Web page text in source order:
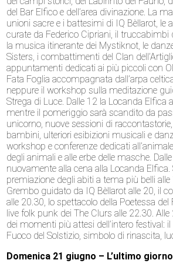
del Bar Elfico e dell’area divinazione. La
unioni sacre e i battesimi di IQ Bèllarot, le
curate da Federico Cipriani, il truccabimbi
la musica itinerante dei Mystiknot, le
Sisters, i combattimenti del Clan
appuntamenti dedicati ai più piccoli con
Fata Foglia accompagnata dall’arpa
neppure il workshop sulla meditazione
Strega di Luce. Dalle 12 la Locanda Elfica
mentre il pomeriggio sarà scandito da
unicorno, nuove sessioni di
bambini, ulteriori esibizioni musicali e
workshop e conferenze dedicati
degli animali e alle erbe delle masche.
nuovamente alla cena alla Locanda Elfica.
premiazione degli abiti a tema più belli alle
Grembo guidato da IQ Bèllarot alle 20, il
alle 20.30, lo spettacolo della Poetessa del
live folk punk dei The Clurs alle 22.30.
dei momenti più attesi dell’intero festival: il
Fuoco del Solstizio, simbolo di rinascita,
Domenica 21 giugno – L’ultimo